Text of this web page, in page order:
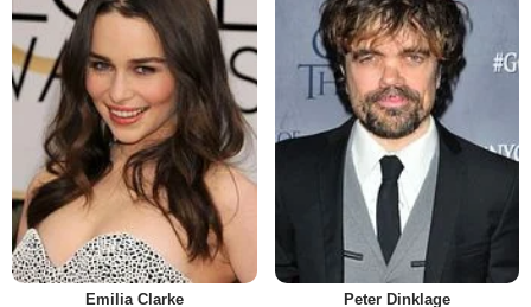
Emilia Clarke Peter Dinklage